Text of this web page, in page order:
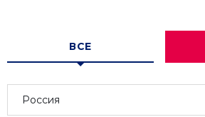
ВСЕ
Россия